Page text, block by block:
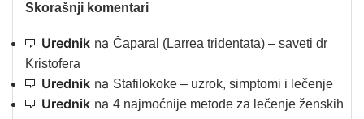
Skorašnji komentari
Urednik na Čaparal (Larrea tridentata) – saveti dr
Kristofera
Urednik na Stafilokoke – uzrok, simptomi i lečenje
Urednik na 4 najmoćnije metode za lečenje ženskih